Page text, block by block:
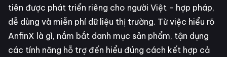
tiên được phát triển riêng cho người Việt - hợp pháp,
dễ dùng và miễn phí dữ liệu thị trường. Từ việc hiểu rõ
AnfinX là gì, nắm bắt danh mục sản phẩm, tận dụng
các tính năng hỗ trợ đến hiểu đúng cách kết hợp cả